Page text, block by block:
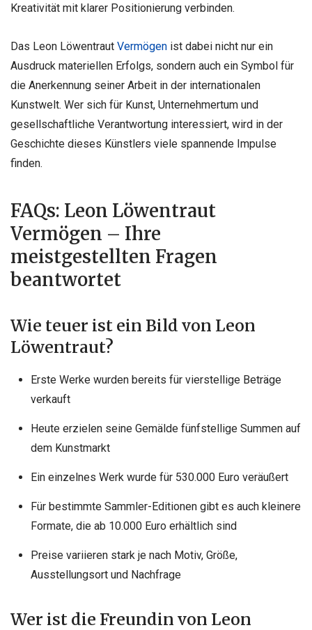
Kreativität mit klarer Positionierung verbinden.
Das Leon Löwentraut Vermögen ist dabei nicht nur ein
Ausdruck materiellen Erfolgs, sondern auch ein Symbol für
die Anerkennung seiner Arbeit in der internationalen
Kunstwelt. Wer sich für Kunst, Unternehmertum und
gesellschaftliche Verantwortung interessiert, wird in der
Geschichte dieses Künstlers viele spannende Impulse
finden.
FAQs: Leon Löwentraut
Vermögen – Ihre
meistgestellten Fragen
beantwortet
Wie teuer ist ein Bild von Leon
Löwentraut?
Erste Werke wurden bereits für vierstellige Beträge
verkauft
Heute erzielen seine Gemälde fünfstellige Summen auf
dem Kunstmarkt
Ein einzelnes Werk wurde für 530.000 Euro veräußert
Für bestimmte Sammler-Editionen gibt es auch kleinere
Formate, die ab 10.000 Euro erhältlich sind
Preise variieren stark je nach Motiv, Größe,
Ausstellungsort und Nachfrage
Wer ist die Freundin von Leon